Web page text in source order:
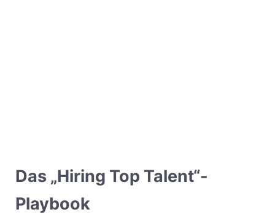
Das „Hiring Top Talent“-
Playbook